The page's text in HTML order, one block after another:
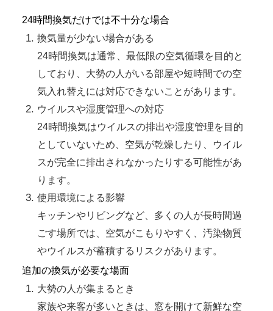
24時間換気だけでは不十分な場合
換気量が少ない場合がある
24時間換気は通常、最低限の空気循環を目的と
しており、大勢の人がいる部屋や短時間での空
気入れ替えには対応できないことがあります。
ウイルスや湿度管理への対応
24時間換気はウイルスの排出や湿度管理を目的
としていないため、空気が乾燥したり、ウイル
スが完全に排出されなかったりする可能性があ
ります。
使用環境による影響
キッチンやリビングなど、多くの人が長時間過
ごす場所では、空気がこもりやすく、汚染物質
やウイルスが蓄積するリスクがあります。
追加の換気が必要な場面
大勢の人が集まるとき
家族や来客が多いときは、窓を開けて新鮮な空